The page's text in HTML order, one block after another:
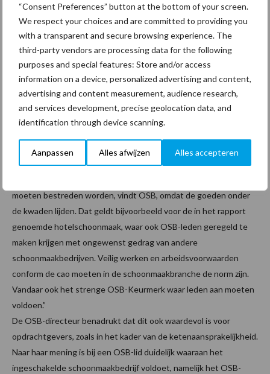
“Consent Preferences” button at the bottom of your screen.
We respect your choices and are committed to providing you
with a transparent and secure browsing experience. The
third-party vendors are processing data for the following
purposes and special features: Store and/or access
information on a device, personalized advertising and content,
advertising and content measurement, audience research,
and services development, precise geolocation data, and
identification through device scanning.
Aanpassen Alles afwijzen Alles accepteren
Werkgeversorganisatie OSB plaatste eerder al een reactie op
het jaarverslag op haar website. Hierin geeft zij aan dat de
Inspectie en OSB regelmatig met elkaar in gesprek zijn over en
het belang van de gerichte controles, de communicatie daarover
en over de preventieve maatregelen. De brancheorganisatie
roept voorts op om waakzaam te blijven en alleen zaken te doen
kwalitatief OSB Keurmerk. Inhoudelijk zegt OSB directeur Hanny
plekken te leggen. Dat doet ze ook. In het jaarverslag over 2018
constateert ze – helaas – dat de misstanden nog niet overal tot
moeten bestreden worden, vindt OSB, omdat de goeden onder
de kwaden lijden. Dat geldt bijvoorbeeld voor de in het rapport
genoemde hotelschoonmaak, waar ook OSB-leden geregeld te
maken krijgen met ongewenst gedrag van andere
schoonmaakbedrijven. Veilig werken en arbeidsvoorwaarden
conform de cao moeten in de schoonmaakbranche de norm zijn.
Vandaar ook het strenge OSB-Keurmerk waar leden aan moeten
voldoen.”
De OSB-directeur benadrukt dat dit ook waardevol is voor
opdrachtgevers, zoals in het kader van de ketenaansprakelijkheid.
Naar haar mening is bij een OSB-lid duidelijk waaraan het
ingeschakelde schoonmaakbedrijf voldoet, namelijk het OSB-